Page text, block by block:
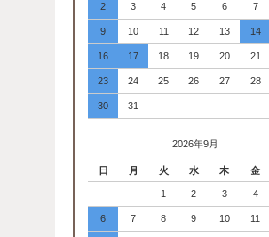
2 3 4 5 6 7
9 10 11 12 13 14
16 17 18 19 20 21
23 24 25 26 27 28
30 31
2026年9月
日 月 火 水 木 金
1 2 3 4
6 7 8 9 10 11